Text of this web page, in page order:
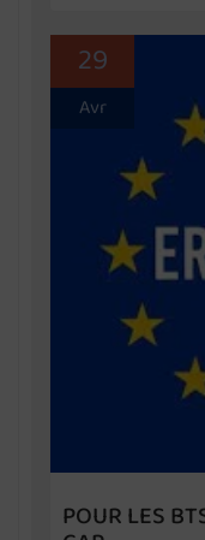
29
Avr
POUR LES